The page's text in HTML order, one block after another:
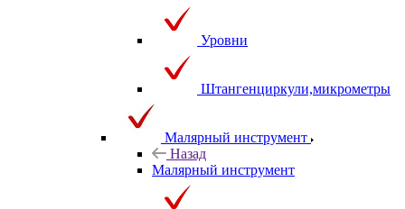
Уровни
Штангенциркули,микрометры
Малярный инструмент
Назад
Малярный инструмент